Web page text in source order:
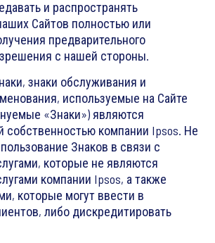
и распространять
Сайтов полностью или
предварительного
с нашей стороны.
знаки обслуживания и
используемые на Сайте
«Знаки») являются
собственностью компании Ipsos. Не
Знаков в связи с
которые не являются
компании Ipsos, а также
которые могут ввести в
либо дискредитировать